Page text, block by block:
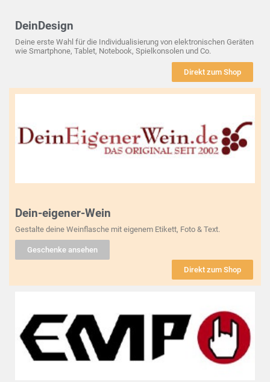
DeinDesign
Deine erste Wahl für die Individualisierung von elektronischen Geräten
wie Smartphone, Tablet, Notebook, Spielkonsolen und Co.
Direkt zum Shop
Dein-eigener-Wein
Gestalte deine Weinflasche mit eigenem Etikett, Foto & Text.
Geschenke ansehen
Direkt zum Shop